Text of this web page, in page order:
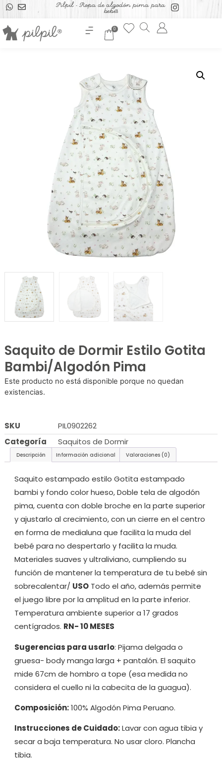
Pilpil - Ropa de algodón pima para
bebés
0
Saquito de Dormir Estilo Gotita
Bambi/Algodón Pima
Este producto no está disponible porque no quedan
existencias.
SKU
PIL0902262
Categoría
Saquitos de Dormir
Descripción Información adicional Valoraciones (0)
Saquito estampado estilo Gotita estampado
bambi y fondo color hueso, Doble tela de algodón
pima, cuenta con doble broche en la parte superior
y ajustarlo al crecimiento, con un cierre en el centro
en forma de medialuna que facilita la muda del
bebé para no despertarlo y facilita la muda.
Materiales suaves y ultraliviano, cumpliendo su
función de mantener la temperatura de tu bebé sin
sobrecalentar/ USOTodo el año, además permite
el juego libre por la amplitud en la parte inferior.
Temperatura ambiente superior a 17 grados
centígrados. RN- 10 MESES
Sugerencias para usarlo: Pijama delgada o
gruesa- body manga larga + pantalón. El saquito
mide 67cm de hombro a tope (esa medida no
considera el cuello ni la cabecita de la guagua).
Composición:100% Algodón Pima Peruano.
Instrucciones de Cuidado:Lavar con agua tibia y
secar a baja temperatura. No usar cloro. Plancha
tibia.